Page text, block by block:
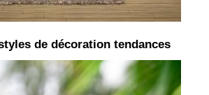
de décoration tendances